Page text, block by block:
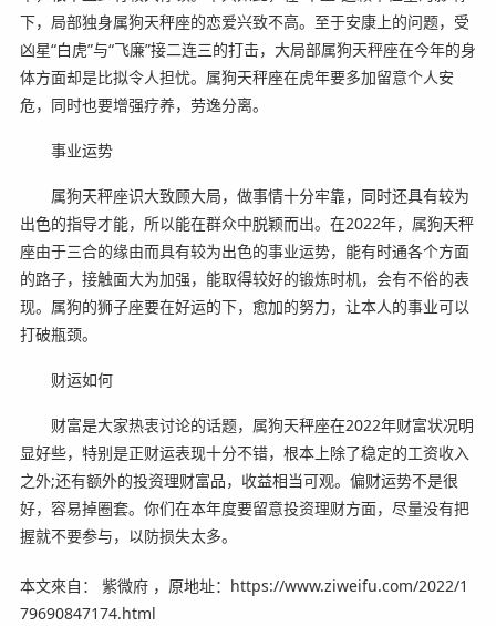
下，局部独身属狗天秤座的恋爱兴致不高。至于安康上的问题，受
凶星“白虎”与“飞廉”接二连三的打击，大局部属狗天秤座在今年的身
体方面却是比拟令人担忧。属狗天秤座在虎年要多加留意个人安
危，同时也要增强疗养，劳逸分离。
事业运势
属狗天秤座识大致顾大局，做事情十分牢靠，同时还具有较为
出色的指导才能，所以能在群众中脱颖而出。在2022年，属狗天秤
座由于三合的缘由而具有较为出色的事业运势，能有时通各个方面
的路子，接触面大为加强，能取得较好的锻炼时机，会有不俗的表
现。属狗的狮子座要在好运的下，愈加的努力，让本人的事业可以
打破瓶颈。
财运如何
财富是大家热衷讨论的话题，属狗天秤座在2022年财富状况明
显好些，特别是正财运表现十分不错，根本上除了稳定的工资收入
之外;还有额外的投资理财富品，收益相当可观。偏财运势不是很
好，容易掉圈套。你们在本年度要留意投资理财方面，尽量没有把
握就不要参与，以防损失太多。
本文來自： 紫微府 ，原地址：https://www.ziweifu.com/2022/1
79690847174.html